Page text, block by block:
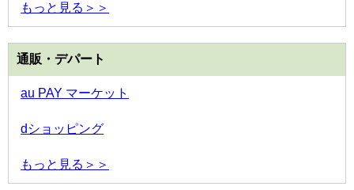
もっと見る＞＞
通販・デパート
au PAY マーケット
dショッピング
もっと見る＞＞